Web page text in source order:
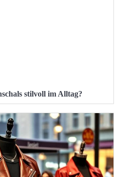
stilvoll im Alltag?